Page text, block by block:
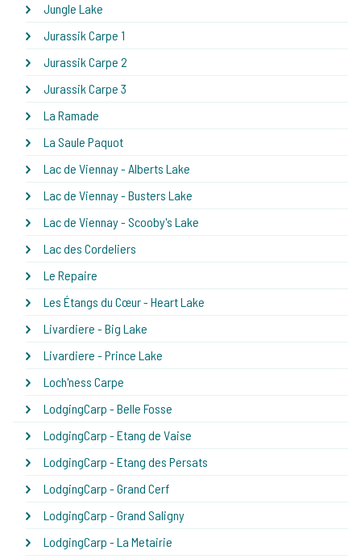
Jungle Lake
Jurassik Carpe 1
Jurassik Carpe 2
Jurassik Carpe 3
La Ramade
La Saule Paquot
Lac de Viennay - Alberts Lake
Lac de Viennay - Busters Lake
Lac de Viennay - Scooby's Lake
Lac des Cordeliers
Le Repaire
Les Étangs du Cœur - Heart Lake
Livardiere - Big Lake
Livardiere - Prince Lake
Loch'ness Carpe
LodgingCarp - Belle Fosse
LodgingCarp - Etang de Vaise
LodgingCarp - Etang des Persats
LodgingCarp - Grand Cerf
LodgingCarp - Grand Saligny
LodgingCarp - La Metairie